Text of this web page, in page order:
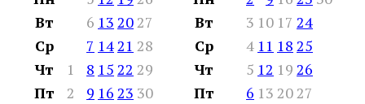
Вт
6 13 2027
Ср
7 1421 28
Чт
1 8 15 22 29
Пт
2 9 16 23 30
Вт
3 10 17 24
Ср
4 11 18 25
Чт
5 12 19 26
Пт
6 13 2027